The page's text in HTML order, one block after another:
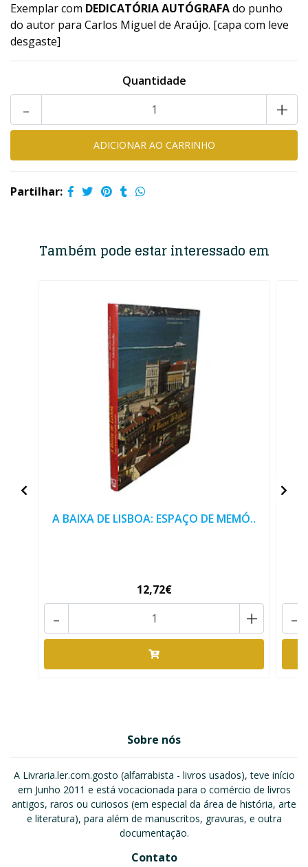
Exemplar com DEDICATÓRIA AUTÓGRAFAdo punho
do autor para Carlos Miguel de Araújo. [capa com leve
desgaste]
Quantidade
+
-
Partilhar:
Também pode estar interessado em
A BAIXA DE LISBOA: ESPAÇO DE MEMÓ..
12,72€
+
- -
Sobre nós
A Livraria.ler.com.gosto (alfarrabista - livros usados), teve início
em Junho 2011 e está vocacionada para o comércio de livros
antigos, raros ou curiosos (em especial da área de história, arte
e literatura), para além de manuscritos, gravuras, e outra
documentação.
Contato